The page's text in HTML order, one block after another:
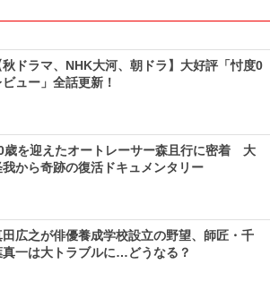
秋ドラマ、NHK大河、朝ドラ】大好評「忖度0
ビュー」全話更新！
歳を迎えたオートレーサー森且行に密着 大
我から奇跡の復活ドキュメンタリー
田広之が俳優養成学校設立の野望、師匠・千
真一は大トラブルに…どうなる？